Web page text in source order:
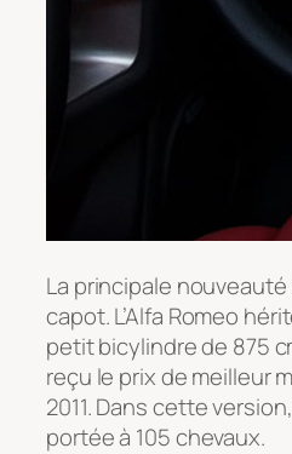
La principale
capot. L’Alfa Romeo
petit bicylindre de 875
reçu le prix de meilleur
2011. Dans cette
portée à 105 chevaux.